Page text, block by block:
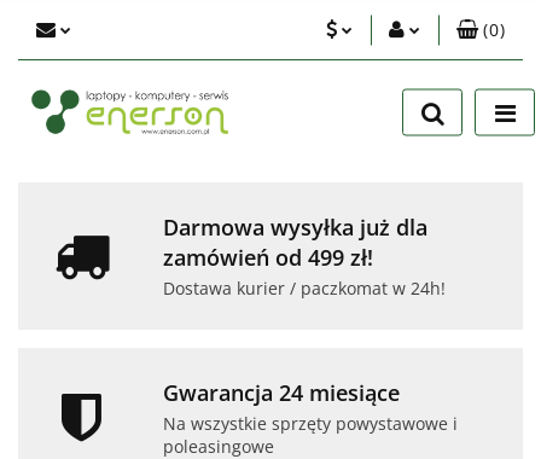
Zaloguj się
Zarejestruj się
(0)
Darmowa wysyłka już dla
zamówień od 499 zł!
Dostawa kurier / paczkomat w 24h!
Gwarancja 24 miesiące
Na wszystkie sprzęty powystawowe i
poleasingowe